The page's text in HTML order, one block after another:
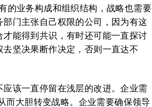
的业务构成和组织结构，战略也需要
门主张自己权限的公司，因为有这
能得到共识，有时还可能一直探讨
坚决果断作决定，否则一直达不
该一直停留在浅层的改进。企业需
而大胆转变战略。企业需要确保领导